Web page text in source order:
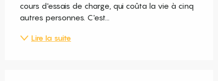
cours d'essais de charge, qui coûta la vie à cinq
autres personnes. C'est...
Lire la suite